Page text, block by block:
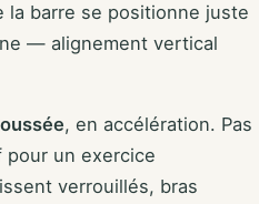
la barre se positionne juste
— alignement vertical
, en accélération. Pas
pour un exercice
verrouillés, bras